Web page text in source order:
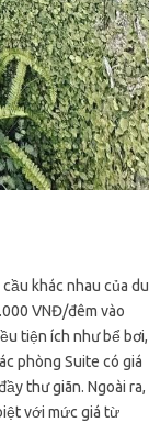
khác nhau của du
VNĐ/đêm vào
tiện ích như bể bơi,
phòng Suite có giá
thư giãn. Ngoài ra,
với mức giá từ